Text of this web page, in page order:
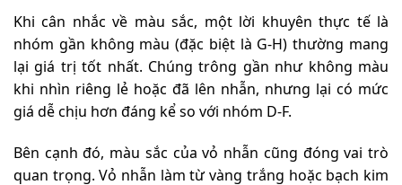
Khi cân nhắc về màu sắc, một lời khuyên thực tế là
nhóm gần không màu (đặc biệt là G-H) thường mang
lại giá trị tốt nhất. Chúng trông gần như không màu
khi nhìn riêng lẻ hoặc đã lên nhẫn, nhưng lại có mức
giá dễ chịu hơn đáng kể so với nhóm D-F.
Bên cạnh đó, màu sắc của vỏ nhẫn cũng đóng vai trò
quan trọng. Vỏ nhẫn làm từ vàng trắng hoặc bạch kim